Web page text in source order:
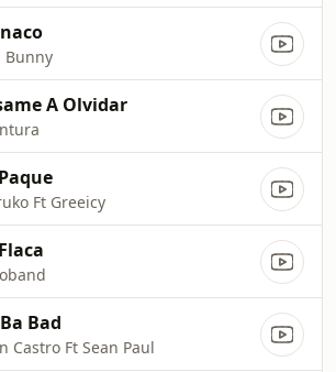
Bunny
A Olvidar
Ft Greeicy
Bad
Castro Ft Sean Paul